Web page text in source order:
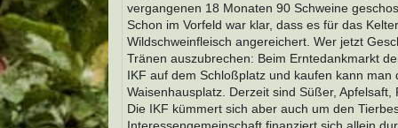
vergangenen 18 Monaten 90 Schweine
Schon im Vorfeld war klar, dass es für das
Wildschweinfleisch angereichert. Wer jetzt
Tränen auszubrechen: Beim Erntedankmarkt
IKF auf dem Schloßplatz und kaufen kann
Waisenhausplatz. Derzeit sind Süßer,
Die IKF kümmert sich aber auch um den